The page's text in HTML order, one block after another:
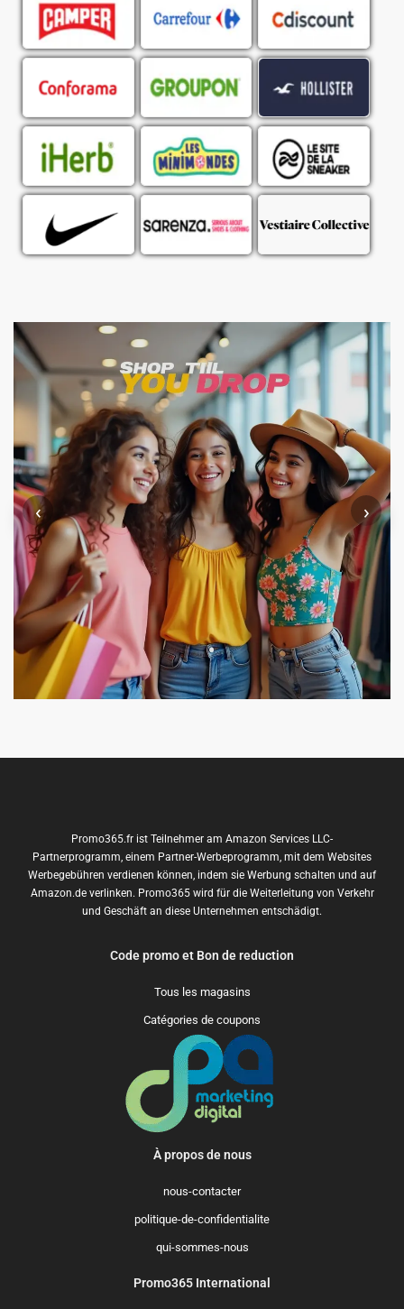
‹ ›
Promo365.fr ist Teilnehmer am Amazon Services LLC-
Partnerprogramm, einem Partner-Werbeprogramm, mit dem Websites
Werbegebühren verdienen können, indem sie Werbung schalten und auf
Amazon.de verlinken. Promo365 wird für die Weiterleitung von Verkehr
und Geschäft an diese Unternehmen entschädigt.
Code promo et Bon de reduction
Tous les magasins
Catégories de coupons
À propos de nous
nous-contacter
politique-de-confidentialite
qui-sommes-nous
Promo365 International